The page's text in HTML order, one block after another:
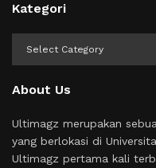
Kategori
About Us
Ultimagz merupakan
yang berlokasi di
Ultimagz pertama kali